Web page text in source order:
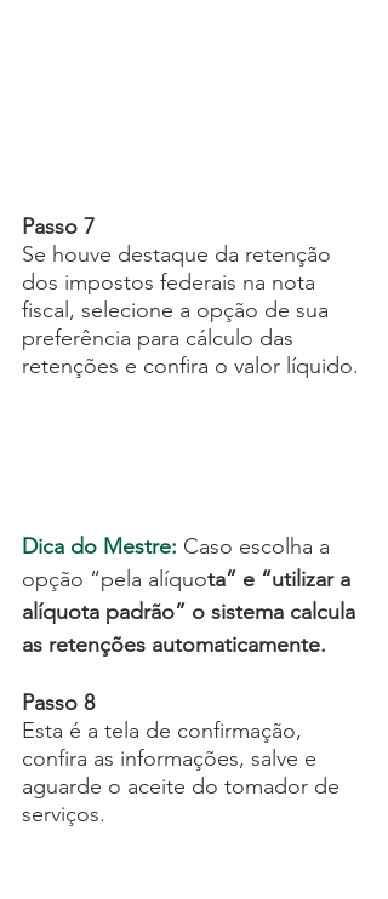
Passo 7
Se houve destaque da retenção
dos impostos federais na nota
fiscal, selecione a opção de sua
preferência para cálculo das
retenções e confira o valor líquido.
Dica do Mestre: Caso escolha a
opção “pela alíquota” e “utilizar a
alíquota padrão” o sistema calcula
as retenções automaticamente.
Passo 8
Esta é a tela de confirmação,
confira as informações, salve e
aguarde o aceite do tomador de
serviços.